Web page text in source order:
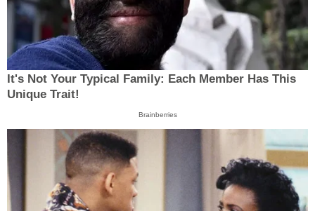
It's Not Your Typical Family: Each Member Has This
Unique Trait!
Brainberries